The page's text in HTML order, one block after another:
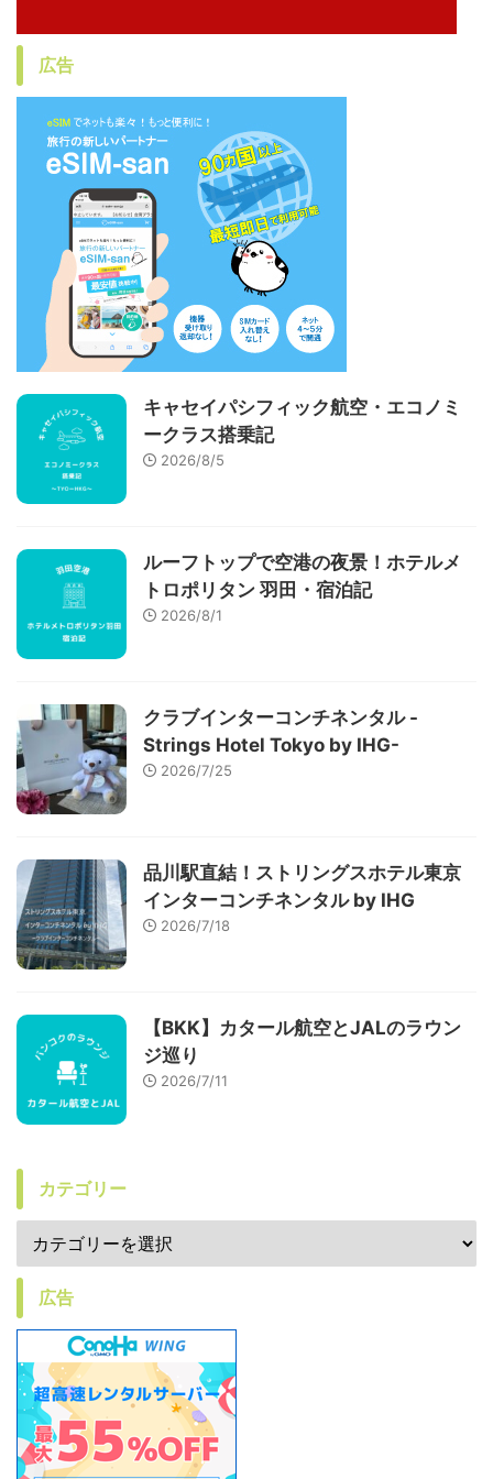
広告
キャセイパシフィック航空・エコノミ
ークラス搭乗記
2026/8/5
ルーフトップで空港の夜景！ホテルメ
トロポリタン 羽田・宿泊記
2026/8/1
クラブインターコンチネンタル -
Strings Hotel Tokyo by IHG-
2026/7/25
品川駅直結！ストリングスホテル東京
インターコンチネンタル by IHG
2026/7/18
【BKK】カタール航空とJALのラウン
ジ巡り
2026/7/11
カテゴリー
広告